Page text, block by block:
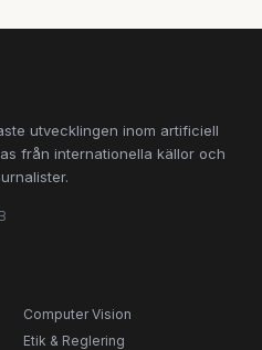
utvecklingen inom artificiell
från internationella källor och
Computer Vision
Etik & Reglering